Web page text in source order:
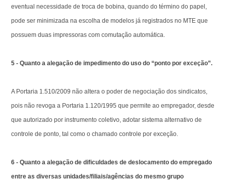
eventual necessidade de troca de bobina, quando do término do papel,
pode ser minimizada na escolha de modelos já registrados no MTE que
possuem duas impressoras com comutação automática.
5 - Quanto a alegação de impedimento do uso do “ponto por exceção”.
A Portaria 1.510/2009 não altera o poder de negociação dos sindicatos,
pois não revoga a Portaria 1.120/1995 que permite ao empregador, desde
que autorizado por instrumento coletivo, adotar sistema alternativo de
controle de ponto, tal como o chamado controle por exceção.
6 - Quanto a alegação de dificuldades de deslocamento do empregado
entre as diversas unidades/filiais/agências do mesmo grupo